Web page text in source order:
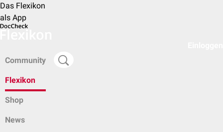
Das Flexikon
als App
Community
Flexikon
Shop
News